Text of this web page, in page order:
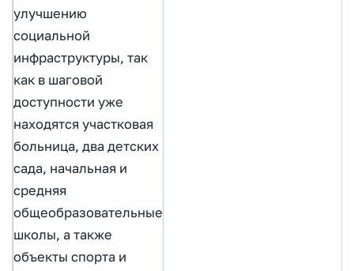
улучшению
социальной
инфраструктуры, так
как в шаговой
доступности уже
находятся участковая
больница, два детских
сада, начальная и
средняя
общеобразовательные
школы, а также
объекты спорта и